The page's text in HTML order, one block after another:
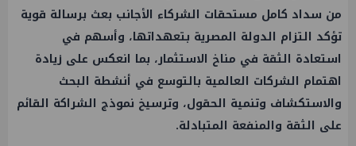
من سداد كامل مستحقات الشركاء الأجانب بعث برسالة قوية
تؤكد التزام الدولة المصرية بتعهداتها، وأسهم في
استعادة الثقة في مناخ الاستثمار، بما انعكس على زيادة
اهتمام الشركات العالمية بالتوسع في أنشطة البحث
والاستكشاف وتنمية الحقول، وترسيخ نموذج الشراكة القائم
على الثقة والمنفعة المتبادلة.